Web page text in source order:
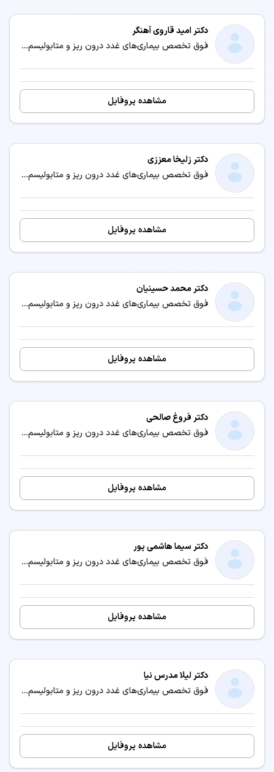
دکتر امید قاروی آهنگر
فوق تخصص بیماری‌های غدد درون ریز و متابولیسم (اندوکرینولوژی) / متخصص بیماری‌های داخلی
مشاهده پروفایل
دکتر زلیخا معززی
فوق تخصص بیماری‌های غدد درون ریز و متابولیسم (اندوکرینولوژی) / متخصص بیماری‌های داخلی
مشاهده پروفایل
دکتر محمد حسینیان
فوق تخصص بیماری‌های غدد درون ریز و متابولیسم (اندوکرینولوژی) / متخصص بیماری‌های داخلی
مشاهده پروفایل
دکتر فروغ صالحی
فوق تخصص بیماری‌های غدد درون ریز و متابولیسم (اندوکرینولوژی) / متخصص بیماری‌های داخلی
مشاهده پروفایل
دکتر سیما هاشمی پور
فوق تخصص بیماری‌های غدد درون ریز و متابولیسم (اندوکرینولوژی) / متخصص بیماری‌های داخلی
مشاهده پروفایل
دکتر لیلا مدرس نیا
فوق تخصص بیماری‌های غدد درون ریز و متابولیسم (اندوکرینولوژی) / متخصص بیماری‌های داخلی
مشاهده پروفایل